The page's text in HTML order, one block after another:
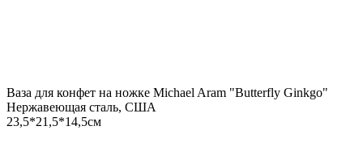
Ваза для конфет на ножке Michael Aram "Butterfly Ginkgo"
Нержавеющая сталь, США
23,5*21,5*14,5см